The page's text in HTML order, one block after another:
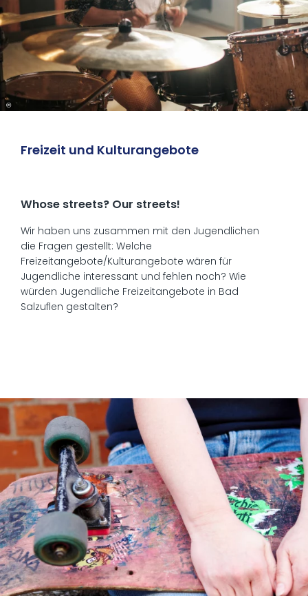
©
Freizeit und Kulturangebote
Whose streets? Our streets!
Wir haben uns zusammen mit den Jugendlichen
die Fragen gestellt: Welche
Freizeitangebote/Kulturangebote wären für
Jugendliche interessant und fehlen noch? Wie
würden Jugendliche Freizeitangebote in Bad
Salzuflen gestalten?